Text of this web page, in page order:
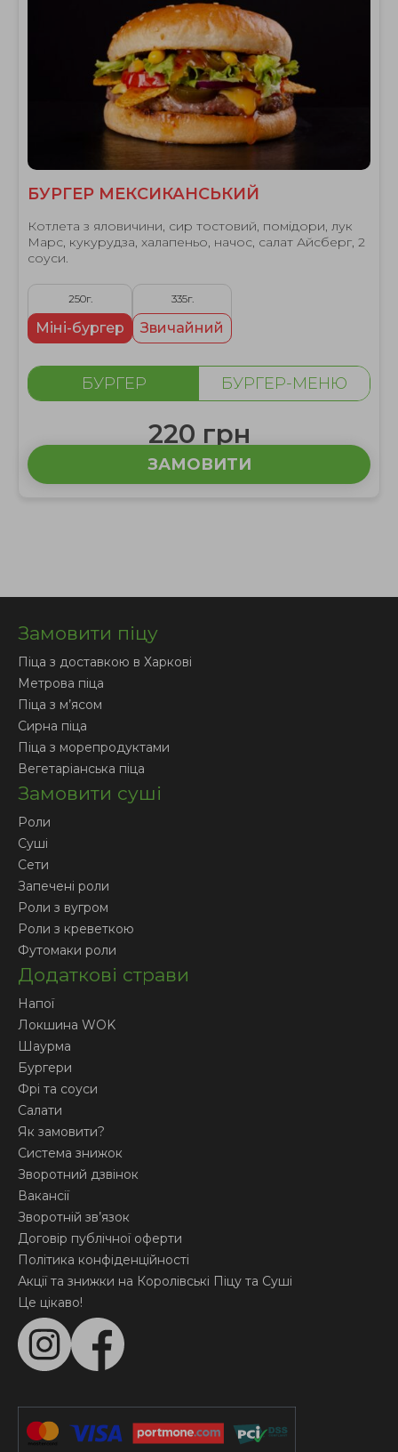
БУРГЕР МЕКСИКАНСЬКИЙ
Котлета з яловичини, сир тостовий, помідори, лук
Марс, кукурудза, халапеньо, начос, салат Айсберг, 2
соуси.
250г.
Міні-бургер
335г.
Звичайний
БУРГЕР БУРГЕР-МЕНЮ
220 грн
ЗАМОВИТИ
Замовити піцу
Піца з доставкою в Харкові
Метрова піца
Піца з м’ясом
Сирна піца
Піца з морепродуктами
Вегетаріанська піца
Замовити суші
Роли
Суші
Сети
Запечені роли
Роли з вугром
Роли з креветкою
Футомаки роли
Додаткові страви
Напої
Локшина WOK
Шаурма
Бургери
Фрі та соуси
Салати
Як замовити?
Система знижок
Зворотний дзвінок
Вакансії
Зворотній зв’язок
Договір публічної оферти
Політика конфіденційності
Акції та знижки на Королівські Піцу та Суші
Це цікаво!